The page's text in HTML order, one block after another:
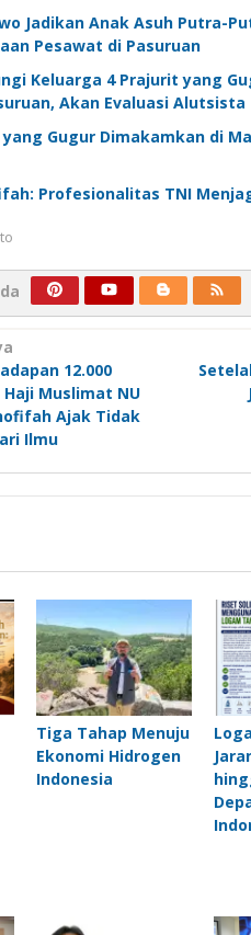
Jadikan Anak Asuh Putra-
Pesawat di Pasuruan
Keluarga 4 Prajurit yang
Akan Evaluasi Alutsista
Gugur Dimakamkan di
Profesionalitas TNI
12.000
Muslimat NU
Ajak Tidak
Ilmu
Tiga Tahap Menuju
Ekonomi Hidrogen
Indonesia